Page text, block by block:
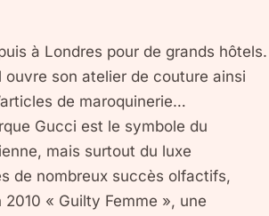
à Londres pour de grands hôtels.
ouvre son atelier de couture ainsi
de maroquinerie…
Gucci est le symbole du
mais surtout du luxe
de nombreux succès olfactifs,
« Guilty Femme », une